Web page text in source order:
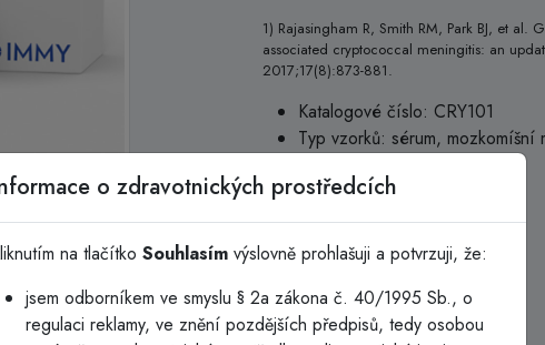
1) Rajasingham R, Smith RM, Park BJ, et al.
associated cryptococcal meningitis: an
2017;17(8):873-881.
Katalogové číslo: CRY101
Typ vzorků: sérum, mozkomíšní
Podmínky skladování: 2–8 °C
Vlastnosti a výhody:
Výsledky už za 2 hodiny
Vysoká senzitivita i specificita
o zdravotnických prostředcích
na tlačítko Souhlasím výslovně prohlašuji a potvrzuji, že:
jsem odborníkem ve smyslu § 2a zákona č. 40/1995 Sb., o
regulaci reklamy, ve znění pozdějších předpisů, tedy osobou